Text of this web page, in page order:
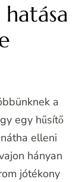
a
egy hűsítő
elleni
hányan
jótékony